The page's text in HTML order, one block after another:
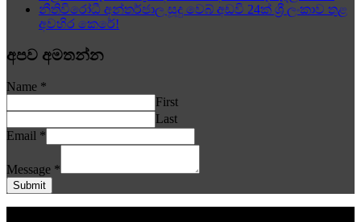
නීතිවිරෝධී අන්තර්ජාල සූදු වෙබ් අඩවි 24ක් ශ්‍රී ලංකාව තුළ
අවහිර කෙරේ!
අපව අමතන්න
Name *
First
Last
Email *
Message *
Submit